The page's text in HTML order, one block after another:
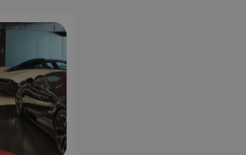
οι προτιμήσεις τους τιμώνται σε
μελλοντικές συνεδρίες.
Αυτό το cookie χρησιμοποιείται
για τη διάκριση μεταξύ ανθρώπων
και ρομπότ. Αυτό είναι επωφελές
για τον ιστότοπο, προκειμένου να
κάνει έγκυρες αναφορές σχετικά με
τη χρήση του ιστότοπού τους.
Αυτό το cookie χρησιμοποιείται